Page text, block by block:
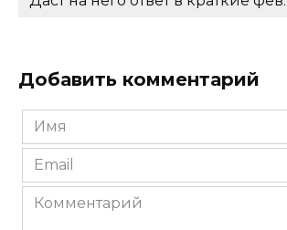
Добавить комментарий
Имя
*
Email
*
Комментарий